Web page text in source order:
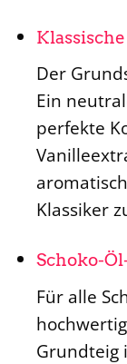
Der
Ein
perfekte
Klassiker
Schoko-
Für alle
Grundteig